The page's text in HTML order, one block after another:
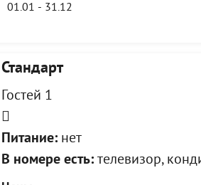
01.01 - 31.12
Стандарт
Гостей 1
Питание:нет
В номере есть:телевизор,